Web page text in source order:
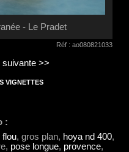
- Le Pradet
Réf : ao080821033
suivante >>
VIGNETTES
:
flou, gros plan, hoya nd 400,
pose longue, provence,